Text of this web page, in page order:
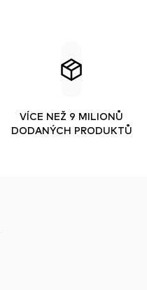
VÍCE NEŽ 9 MILIONŮ
DODANÝCH PRODUKTŮ